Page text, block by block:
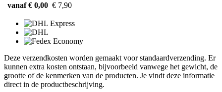
vanaf € 0,00 € 7,90
Deze verzendkosten worden gemaakt voor standaardverzending. Er
kunnen extra kosten ontstaan, bijvoorbeeld vanwege het gewicht, de
grootte of de kenmerken van de producten. Je vindt deze informatie
direct in de productbeschrijving.